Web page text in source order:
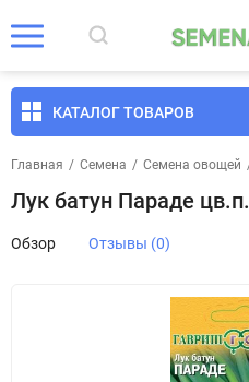
КАТАЛОГ ТОВАРОВ
Главная / Семена / Семена овощей
Лук батун Параде
Обзор Отзывы (0)